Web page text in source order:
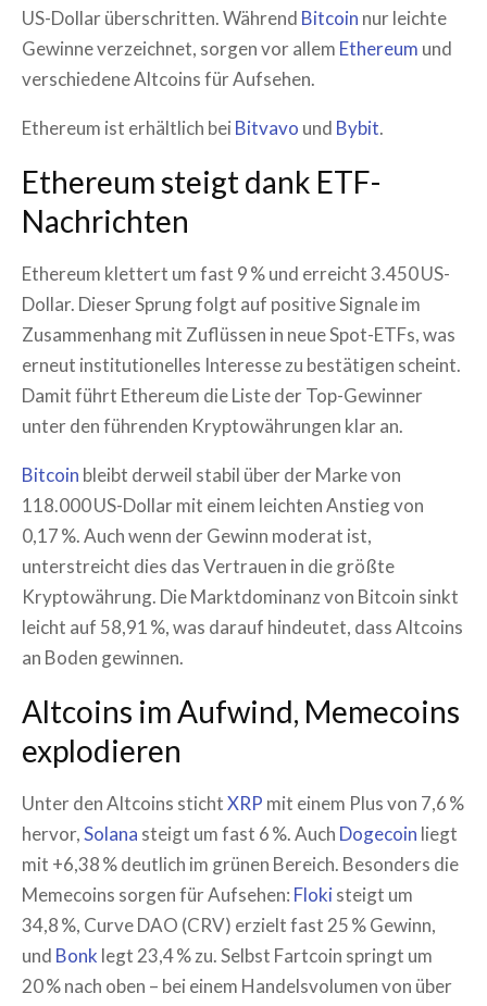
US-Dollar überschritten. Während Bitcoin nur leichte
Gewinne verzeichnet, sorgen vor allem Ethereum und
verschiedene Altcoins für Aufsehen.
Ethereum ist erhältlich bei Bitvavo und Bybit.
Ethereum steigt dank ETF-
Nachrichten
Ethereum klettert um fast 9 % und erreicht 3.450 US-
Dollar. Dieser Sprung folgt auf positive Signale im
Zusammenhang mit Zuflüssen in neue Spot-ETFs, was
erneut institutionelles Interesse zu bestätigen scheint.
Damit führt Ethereum die Liste der Top-Gewinner
unter den führenden Kryptowährungen klar an.
Bitcoin bleibt derweil stabil über der Marke von
118.000 US-Dollar mit einem leichten Anstieg von
0,17 %. Auch wenn der Gewinn moderat ist,
unterstreicht dies das Vertrauen in die größte
Kryptowährung. Die Marktdominanz von Bitcoin sinkt
leicht auf 58,91 %, was darauf hindeutet, dass Altcoins
an Boden gewinnen.
Altcoins im Aufwind, Memecoins
explodieren
Unter den Altcoins stichtXRP mit einem Plus von 7,6 %
hervor,Solana steigt um fast 6 %. Auch Dogecoin liegt
mit +6,38 % deutlich im grünen Bereich. Besonders die
Memecoins sorgen für Aufsehen: Flokisteigt um
34,8 %, Curve DAO (CRV) erzielt fast 25 % Gewinn,
und Bonk legt 23,4 % zu. Selbst Fartcoin springt um
20 % nach oben – bei einem Handelsvolumen von über